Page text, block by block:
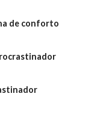
de conforto